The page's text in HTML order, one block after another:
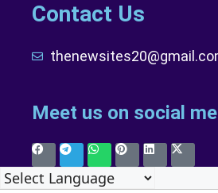
Contact Us
Meet us on social